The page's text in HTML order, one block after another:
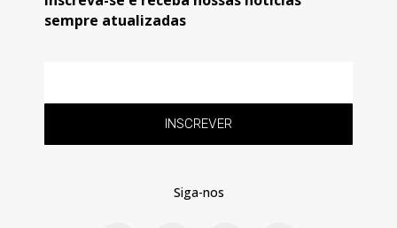
sempre atualizadas
INSCREVER
Siga-nos